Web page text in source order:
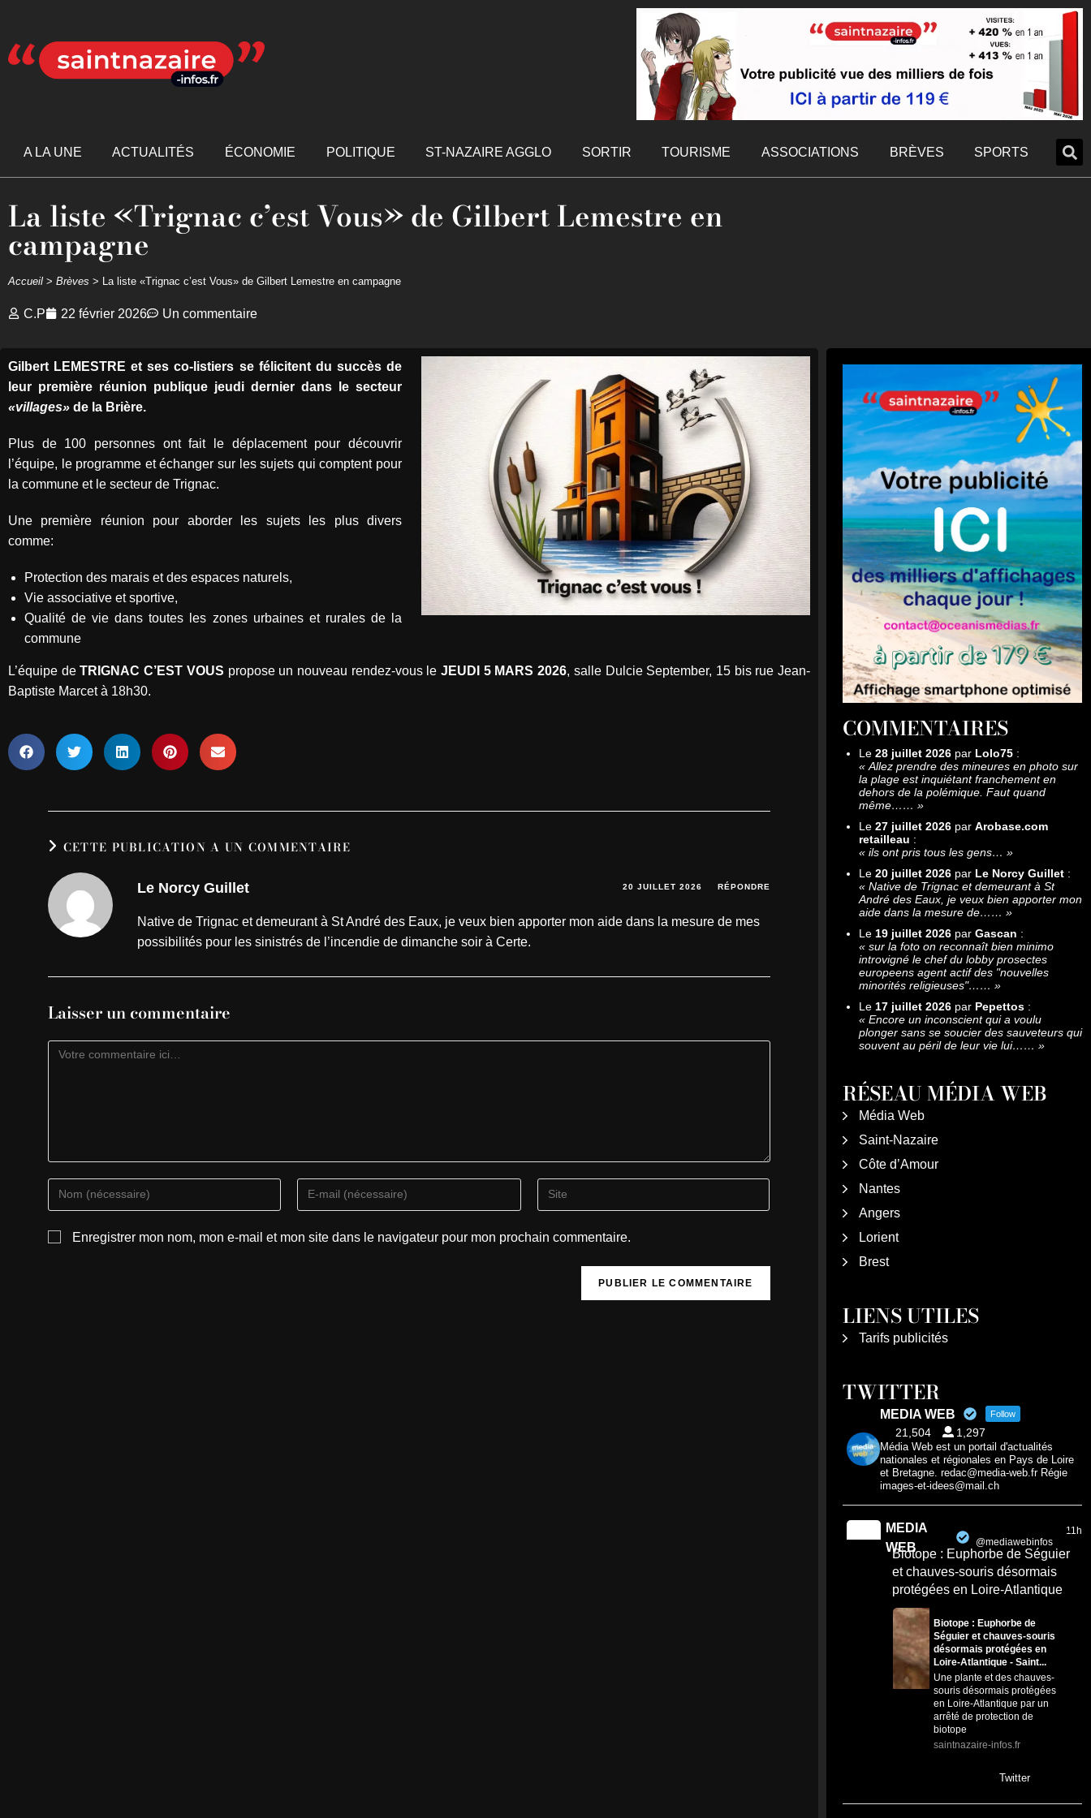
A LA UNE ACTUALITÉS ÉCONOMIE POLITIQUE ST-NAZAIRE AGGLO SORTIR TOURISME ASSOCIATIONS BRÈVES SPORTS
La liste «Trignac c’est Vous» de Gilbert Lemestre en
campagne
Accueil > Brèves > La liste «Trignac c’est Vous» de Gilbert Lemestre en campagne
C.P 22 février 2026 Un commentaire
Gilbert LEMESTRE et ses co-listiers se félicitent du succès de
leur première réunion publique jeudi dernier dans le secteur
«villages» de la Brière.
Plus de 100 personnes ont fait le déplacement pour découvrir
l’équipe, le programme et échanger sur les sujets qui comptent pour
la commune et le secteur de Trignac.
Une première réunion pour aborder les sujets les plus divers
comme:
Protection des marais et des espaces naturels,
Vie associative et sportive,
Qualité de vie dans toutes les zones urbaines et rurales de la
commune
L’équipe deTRIGNAC C’EST VOUS propose un nouveau rendez-vous leJEUDI 5 MARS 2026, salle Dulcie September, 15 bis rue Jean-
Baptiste Marcet à 18h30.
CETTE PUBLICATION A UN COMMENTAIRE
Le Norcy Guillet 20 JUILLET 2026 RÉPONDRE
Native de Trignac et demeurant à St André des Eaux, je veux bien apporter mon aide dans la mesure de mes
possibilités pour les sinistrés de l’incendie de dimanche soir à Certe.
Laisser un commentaire
Enregistrer mon nom, mon e-mail et mon site dans le navigateur pour mon prochain commentaire.
COMMENTAIRES
Le 28 juillet 2026 par Lolo75 :
« Allez prendre des mineures en photo sur
la plage est inquiétant franchement en
dehors de la polémique. Faut quand
même…… »
Le 27 juillet 2026 par Arobase.com
retailleau :
« ils ont pris tous les gens… »
Le 20 juillet 2026 par Le Norcy Guillet :
« Native de Trignac et demeurant à St
André des Eaux, je veux bien apporter mon
aide dans la mesure de…… »
Le 19 juillet 2026 par Gascan :
« sur la foto on reconnaît bien minimo
introvigné le chef du lobby prosectes
europeens agent actif des "nouvelles
minorités religieuses"…… »
Le 17 juillet 2026 par Pepettos :
« Encore un inconscient qui a voulu
plonger sans se soucier des sauveteurs qui
souvent au péril de leur vie lui…… »
RÉSEAU MÉDIA WEB
Média Web
Saint-Nazaire
Côte d’Amour
Nantes
Angers
Lorient
Brest
LIENS UTILES
Tarifs publicités
TWITTER
MEDIA WEB Follow
21,504 1,297
Média Web est un portail d'actualités
nationales et régionales en Pays de Loire
et Bretagne. redac@media-web.fr Régie
images-et-idees@mail.ch
MEDIA
WEB
@mediawebinfos
11h
Biotope : Euphorbe de Séguier
et chauves-souris désormais
protégées en Loire-Atlantique
Biotope : Euphorbe de
Séguier et chauves-souris
désormais protégées en
Loire-Atlantique - Saint...
Une plante et des chauves-
souris désormais protégées
en Loire-Atlantique par un
arrêté de protection de
biotope
saintnazaire-infos.fr
Twitter